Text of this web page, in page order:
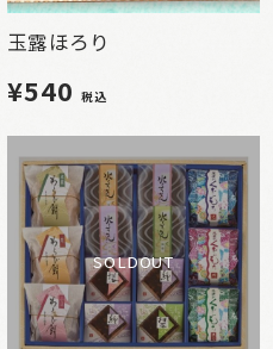
玉露ほろり
¥540税込
SOLDOUT